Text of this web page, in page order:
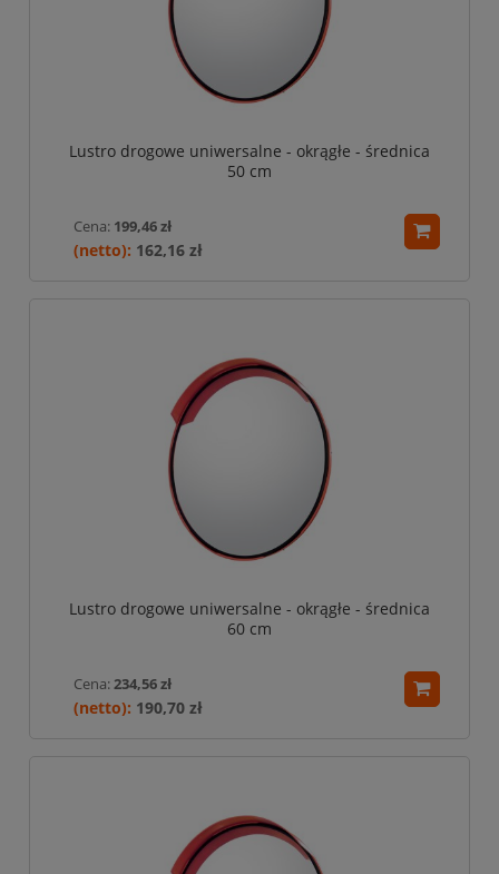
Lustro drogowe uniwersalne - okrągłe - średnica
50 cm
Cena: 199,46 zł
162,16 zł
Lustro drogowe uniwersalne - okrągłe - średnica
60 cm
Cena: 234,56 zł
190,70 zł